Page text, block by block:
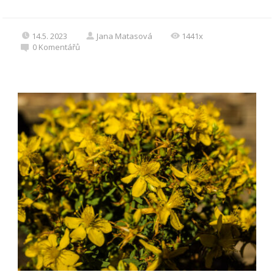
14.5. 2023 Jana Matasová
1441x
0 Komentářů